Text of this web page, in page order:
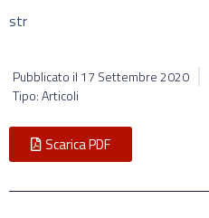
str
Pubblicato il 17 Settembre 2020
Tipo: Articoli
Scarica PDF